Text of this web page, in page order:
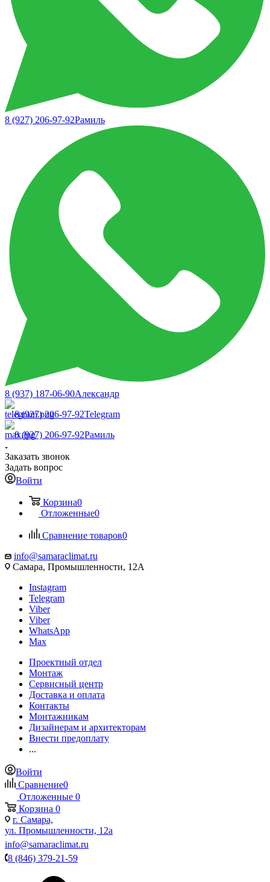
8 (927) 206-97-92Рамиль
8 (937) 187-06-90Александр
8 (927) 206-97-92Telegram
8 (927) 206-97-92Рамиль
Заказать звонок
Задать вопрос
Войти
Корзина0
Отложенные0
Сравнение товаров0
info@samaraclimat.ru
Самара, Промышленности, 12А
Instagram
Telegram
Viber
Viber
WhatsApp
Max
Проектный отдел
Монтаж
Сервисный центр
Доставка и оплата
Контакты
Монтажникам
Дизайнерам и архитекторам
Внести предоплату
...
Войти
Сравнение0
Отложенные 0
Корзина 0
г. Самара,
ул. Промышленности, 12а
info@samaraclimat.ru
8 (846) 379-21-59